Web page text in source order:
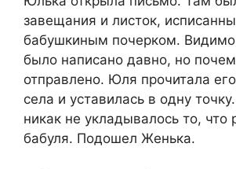
завещания и листок,
бабушкиным почерком.
было написано давно, но
отправлено. Юля прочитала
села и уставилась в одну
никак не укладывалось то, что
бабуля. Подошел Женька.